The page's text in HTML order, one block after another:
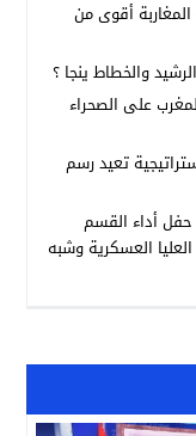
أقوى من
والخطاط ينجا ؟
على الصحراء
تعيد رسم
أداء القسم
العسكرية وشبه